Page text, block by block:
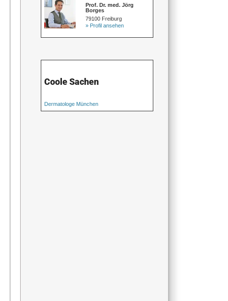
Prof. Dr. med. Jörg
Borges
79100 Freiburg
» Profil ansehen
Coole Sachen
Dermatologe München